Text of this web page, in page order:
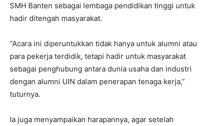
SMH Banten sebagai lembaga pendidikan tinggi untuk
hadir ditengah masyarakat.
“Acara ini diperuntukkan tidak hanya untuk alumni atau
para pekerja terdidik, tetapi hadir untuk masyarakat
sebagai penghubung antara dunia usaha dan industri
dengan alumni UIN dalam penerapan tenaga kerja,”
tuturnya.
Ia juga menyampaikan harapannya, agar setelah